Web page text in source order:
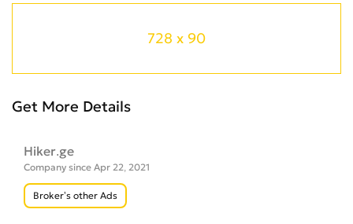
728 x 90
Get More Details
Hiker.ge
Company since Apr 22, 2021
Broker’s other Ads